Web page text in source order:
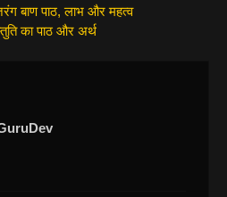
बाण पाठ, लाभ और महत्व
का पाठ और अर्थ